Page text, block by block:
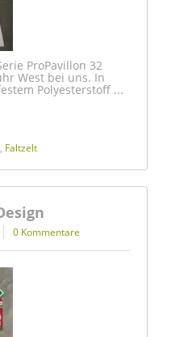
ProPavillon 32
West bei uns. In
Polyesterstoff ...
, Faltzelt
0 Kommentare